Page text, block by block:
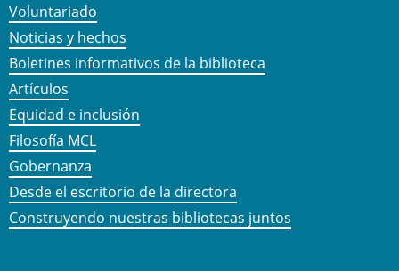
Voluntariado
Noticias y hechos
Boletines informativos de la biblioteca
Artículos
Equidad e inclusión
Filosofía MCL
Gobernanza
Desde el escritorio de la directora
Construyendo nuestras bibliotecas juntos